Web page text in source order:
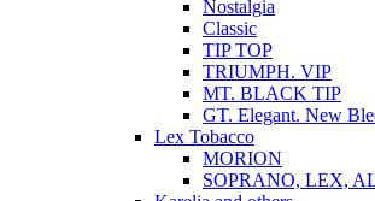
Nostalgia
Classic
TIP TOP
TRIUMPH. VIP
MT. BLACK TIP
GT. Elegant. New
Lex Tobacco
MORION
SOPRANO, LEX,